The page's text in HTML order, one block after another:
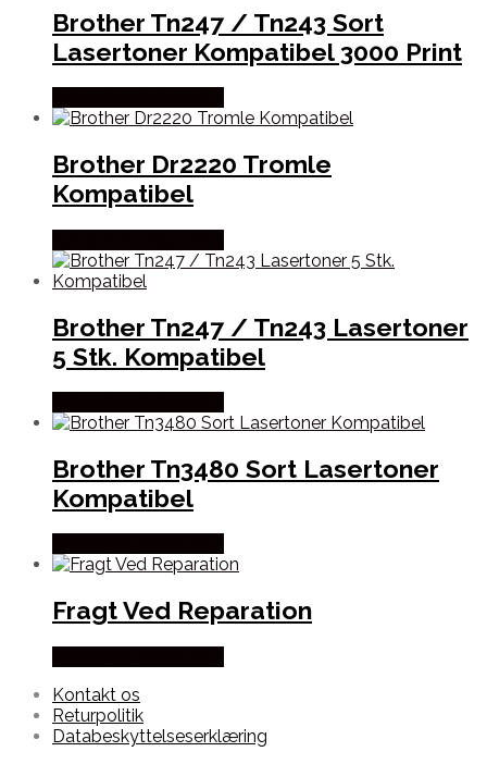
Brother Tn247 / Tn243 Sort
Lasertoner Kompatibel 3000 Print
Brother Dr2220 Tromle
Kompatibel
Brother Tn247 / Tn243 Lasertoner
5 Stk. Kompatibel
Brother Tn3480 Sort Lasertoner
Kompatibel
Fragt Ved Reparation
Kontakt os
Returpolitik
Databeskyttelseserklæring